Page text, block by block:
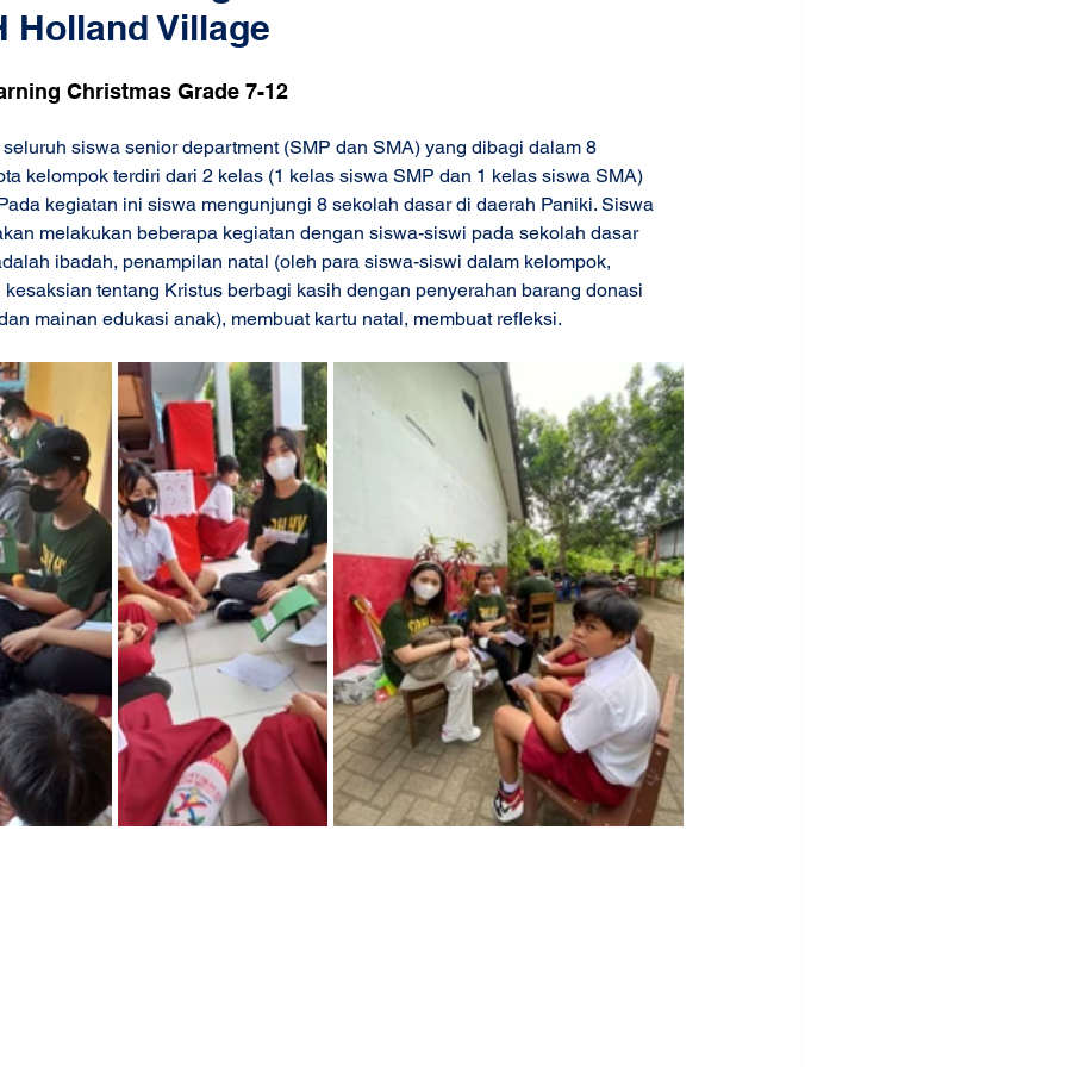
Holland Village
Christmas Grade 7-12
siswa senior department (SMP dan SMA) yang dibagi dalam 8
kelompok terdiri dari 2 kelas (1 kelas siswa SMP dan 1 kelas siswa SMA)
kegiatan ini siswa mengunjungi 8 sekolah dasar di daerah Paniki. Siswa
melakukan beberapa kegiatan dengan siswa-siswi pada sekolah dasar
ibadah, penampilan natal (oleh para siswa-siswi dalam kelompok,
tentang Kristus berbagi kasih dengan penyerahan barang donasi
(buku dan mainan edukasi anak), membuat kartu natal, membuat refleksi.